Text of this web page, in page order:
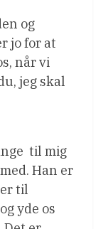
og
jo for at
når vi
jeg skal
 til mig
Han er
til
yde os